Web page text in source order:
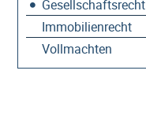
Gesellschaftsrecht
Immobilienrecht
Vollmachten